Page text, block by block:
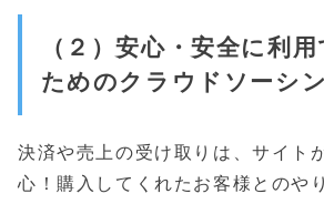
（２）安心・安全に利
ためのクラウドソーシ
決済や売上の受け取りは、サイト
心！購入してくれたお客様とのや